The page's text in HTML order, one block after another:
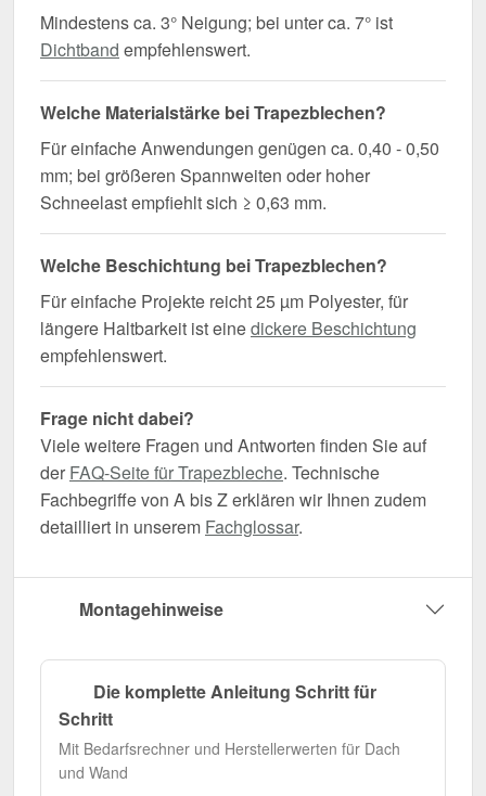
Mindestens ca. 3° Neigung; bei unter ca. 7° ist
Dichtband empfehlenswert.
Welche Materialstärke bei Trapezblechen?
Für einfache Anwendungen genügen ca. 0,40 - 0,50
mm; bei größeren Spannweiten oder hoher
Schneelast empfiehlt sich ≥ 0,63 mm.
Welche Beschichtung bei Trapezblechen?
Für einfache Projekte reicht 25 µm Polyester, für
längere Haltbarkeit ist einedickere Beschichtung
empfehlenswert.
Frage nicht dabei?
Viele weitere Fragen und Antworten finden Sie auf
der FAQ-Seite für Trapezbleche. Technische
Fachbegriffe von A bis Z erklären wir Ihnen zudem
detailliert in unserem Fachglossar.
Montagehinweise
Die komplette Anleitung Schritt für
Schritt
Mit Bedarfsrechner und Herstellerwerten für Dach
und Wand